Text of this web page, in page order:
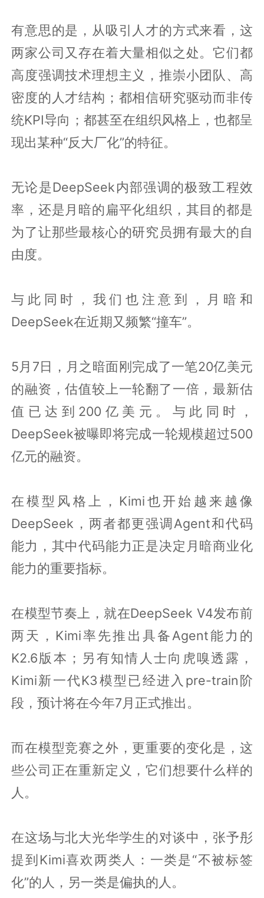
有意思的是，从吸引人才的方式来看，这
两家公司又存在着大量相似之处。它们都
高度强调技术理想主义，推崇小团队、高
密度的人才结构；都相信研究驱动而非传
统KPI导向；都甚至在组织风格上，也都呈
现出某种“反大厂化”的特征。
无论是DeepSeek内部强调的极致工程效
率，还是月暗的扁平化组织，其目的都是
为了让那些最核心的研究员拥有最大的自
由度。
与此同时，我们也注意到，月暗和
DeepSeek在近期又频繁“撞车”。
5月7日，月之暗面刚完成了一笔20亿美元
的融资，估值较上一轮翻了一倍，最新估
值已达到200亿美元。与此同时，
DeepSeek被曝即将完成一轮规模超过500
亿元的融资。
在模型风格上，Kimi也开始越来越像
DeepSeek，两者都更强调Agent和代码
能力，其中代码能力正是决定月暗商业化
能力的重要指标。
在模型节奏上，就在DeepSeek V4发布前
两天，Kimi率先推出具备Agent能力的
K2.6版本；另有知情人士向虎嗅透露，
Kimi新一代K3模型已经进入pre-train阶
段，预计将在今年7月正式推出。
而在模型竞赛之外，更重要的变化是，这
些公司正在重新定义，它们想要什么样的
人。
在这场与北大光华学生的对谈中，张予彤
提到Kimi喜欢两类人：一类是“不被标签
化”的人，另一类是偏执的人。